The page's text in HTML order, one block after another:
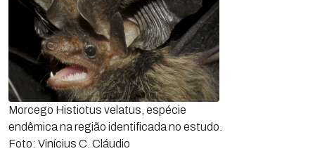
Morcego Histiotus velatus, espécie
endêmica na região identificada no estudo.
Foto: Vinícius C. Cláudio